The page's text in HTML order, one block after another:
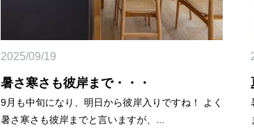
2025/09/19
暑さ寒さも彼岸まで・・・
9月も中旬になり、明日から彼岸入りですね！ よく
暑さ寒さも彼岸までと言いますが、...